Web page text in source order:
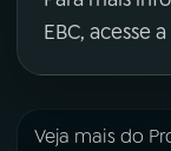
EBC, acesse
Veja mais do